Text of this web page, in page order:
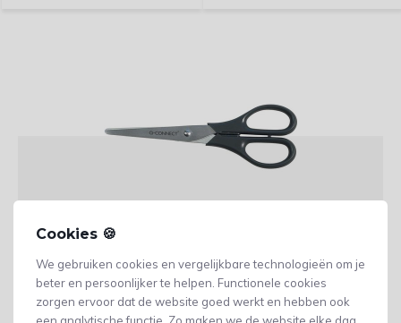
Cookies 🍪
We gebruiken cookies en vergelijkbare technologieën om je
beter en persoonlijker te helpen. Functionele cookies
zorgen ervoor dat de website goed werkt en hebben ook
Eenschaaris geschikt voor het knippen van papier en
karton. Deze scharen hebben twee bladen die door een
scharnier met elkaar verbonden zijn en vaak een